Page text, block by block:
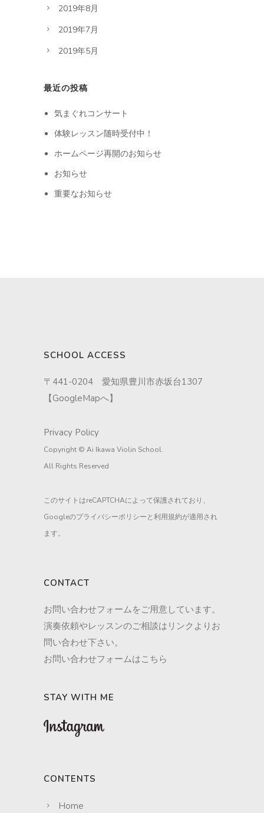
2019年8月
2019年7月
2019年5月
最近の投稿
気まぐれコンサート
体験レッスン随時受付中！
ホームページ再開のお知らせ
お知らせ
重要なお知らせ
SCHOOL ACCESS
〒441-0204 愛知県豊川市赤坂台1307
【GoogleMapへ】
Privacy Policy
Copyright © Ai Ikawa Violin School.
All Rights Reserved
このサイトはreCAPTCHAによって保護されており、
Googleのプライバシーポリシーと利用規約が適用され
ます。
CONTACT
お問い合わせフォームをご用意しています。
演奏依頼やレッスンのご相談はリンクよりお
問い合わせ下さい。
お問い合わせフォームはこちら
STAY WITH ME
CONTENTS
Home